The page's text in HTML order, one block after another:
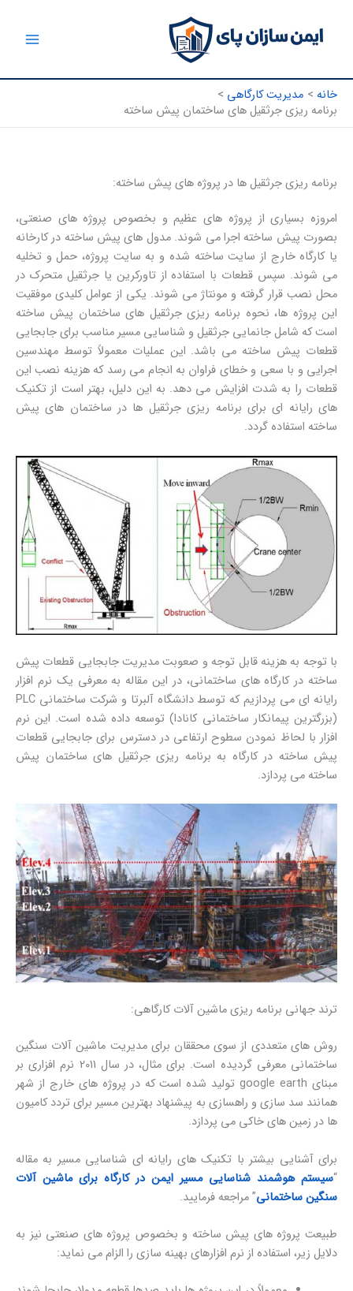
خانه
مدیریت کارگاهی
برنامه ریزی جرثقیل های ساختمان پیش ساخته
برنامه ریزی جرثقیل ها در پروژه های پیش ساخته:
امروزه بسیاری از پروژه های عظیم و بخصوص پروژه های صنعتی،
بصورت پیش ساخته اجرا می شوند. مدول های پیش ساخته در کارخانه
یا کارگاه خارج از سایت ساخته شده و به سایت پروژه، حمل و تخلیه
می شوند. سپس قطعات با استفاده از تاورکرین یا جرثقیل متحرک در
محل نصب قرار گرفته و مونتاژ می شوند. یکی از عوامل کلیدی موفقیت
این پروژه ها، نحوه برنامه ریزی جرثقیل های ساختمان پیش ساخته
است که شامل جانمایی جرثقیل و شناسایی مسیر مناسب برای جابجایی
قطعات پیش ساخته می باشد. این عملیات معمولاً توسط مهندسین
اجرایی و با سعی و خطای فراوان به انجام می رسد که هزینه نصب این
قطعات را به شدت افزایش می دهد. به این دلیل، بهتر است از تکنیک
های رایانه ای برای برنامه ریزی جرثقیل ها در ساختمان های پیش
ساخته استفاده گردد.
با توجه به هزینه قابل توجه و صعوبت مدیریت جابجایی قطعات پیش
ساخته در کارگاه های ساختمانی، در این مقاله به معرفی یک نرم افزار
رایانه ای می پردازیم که توسط دانشگاه آلبرتا و شرکت ساختمانی PLC
(بزرگترین پیمانکار ساختمانی کانادا) توسعه داده شده است. این نرم
افزار با لحاظ نمودن سطوح ارتفاعی در دسترس برای جابجایی قطعات
پیش ساخته در کارگاه به برنامه ریزی جرثقیل های ساختمان پیش
ساخته می پردازد.
ترند جهانی برنامه ریزی ماشین آلات کارگاهی:
روش های متعددی از سوی محققان برای مدیریت ماشین آلات سنگین
ساختمانی معرفی گردیده است. برای مثال، در سال 2011 نرم افزاری بر
مبنای google earth تولید شده است که در پروژه های خارج از شهر
همانند سد سازی و راهسازی به پیشنهاد بهترین مسیر برای تردد کامیون
ها در زمین های خاکی می پردازد.
برای آشنایی بیشتر با تکنیک های رایانه ای شناسایی مسیر به مقاله
“سیستم هوشمند شناسایی مسیر ایمن در کارگاه برای ماشین آلات
سنگین ساختمانی” مراجعه فرمایید.
طبیعت پروژه های پیش ساخته و بخصوص پروژه های صنعتی نیز به
دلایل زیر، استفاده از نرم افزارهای بهینه سازی را الزام می نماید: